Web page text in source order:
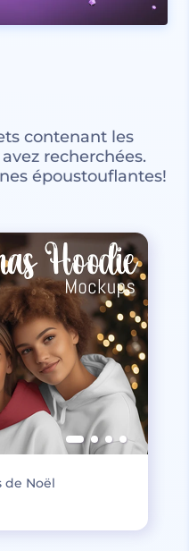
contenant les
recherchées.
époustouflantes!
de Noël